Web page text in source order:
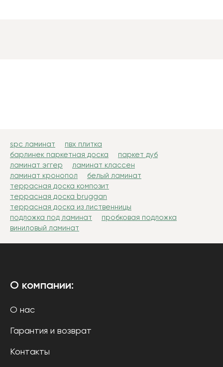
spc ламинат
пвх плитка
барлинек паркетная доска
паркет дуб
ламинат эггер
ламинат классен
ламинат кронопол
белый ламинат
террасная доска композит
террасная доска bruggan
террасная доска из лиственницы
подложка под ламинат
пробковая подложка
виниловый ламинат
О компании:
О нас
Гарантия и возврат
Контакты